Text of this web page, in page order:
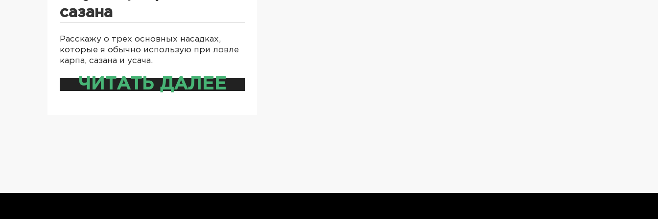
сазана
Расскажу о трех основных насадках,
которые я обычно использую при ловле
карпа, сазана и усача.
ЧИТАТЬ ДАЛЕЕ